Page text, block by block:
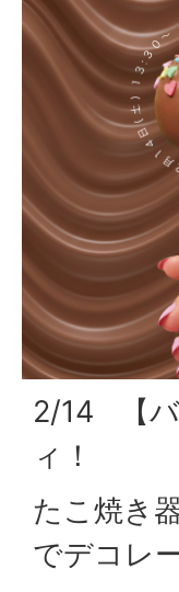
2/14 【バ
ィ！
たこ焼き
でデコレ